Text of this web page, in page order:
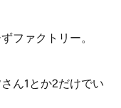
ファクトリー。
ん1とか2だけでい